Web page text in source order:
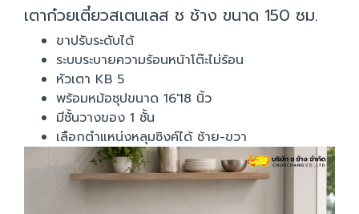
เตาก๋วยเตี๋ยวสเตนเลส ช ช้าง ขนาด 150 ซม.
ขาปรับระดับได้
ระบบระบายความร้อนหน้าโต๊ะไม่ร้อน
หัวเตา KB 5
พร้อมหม้อซุปขนาด 16'18 นิ้ว
มีชั้นวางของ 1 ชั้น
เลือกตำแหน่งหลุมซิงค์ได้ ซ้าย-ขวา